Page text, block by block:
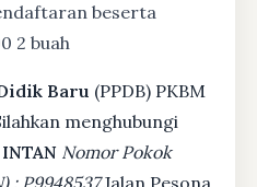
beserta
2 buah
Baru (PPDB) PKBM
menghubungi
Nomor Pokok